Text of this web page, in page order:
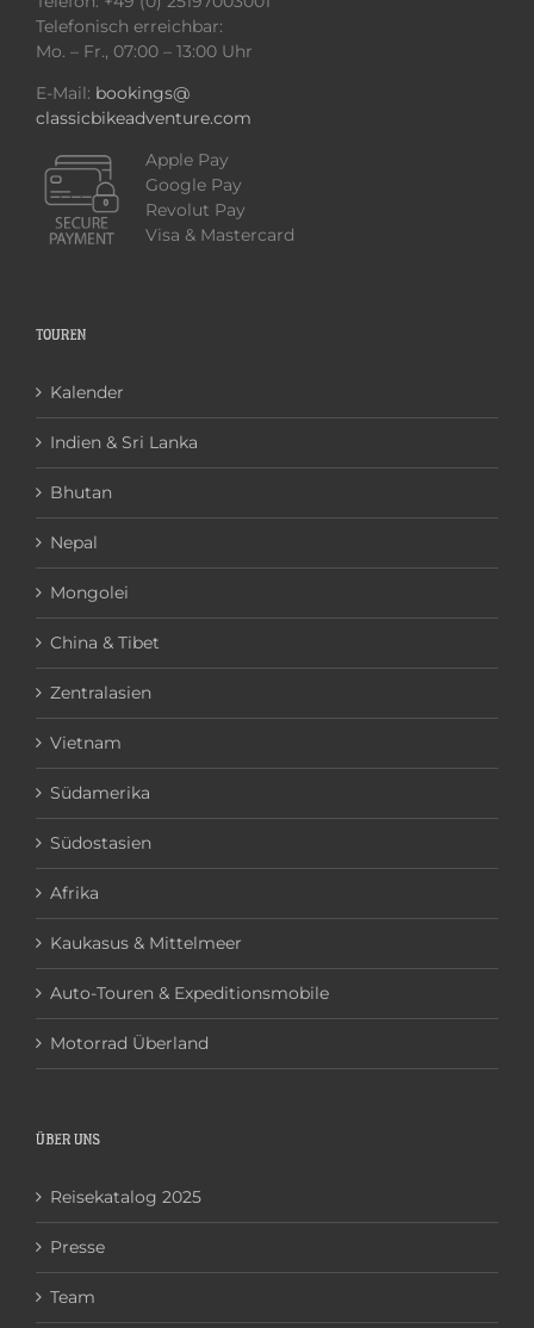
Telefonisch erreichbar:
Mo. – Fr., 07:00 – 13:00 Uhr
E-Mail: bookings@
classicbikeadventure.com
Apple Pay
Google Pay
Revolut Pay
Visa & Mastercard
TOUREN
Kalender
Indien & Sri Lanka
Bhutan
Nepal
Mongolei
China & Tibet
Zentralasien
Vietnam
Südamerika
Südostasien
Afrika
Kaukasus & Mittelmeer
Auto-Touren & Expeditionsmobile
Motorrad Überland
ÜBER UNS
Reisekatalog 2025
Presse
Team